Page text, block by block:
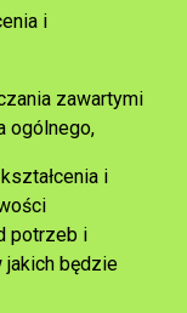
i
zawartymi
ogólnego,
i
potrzeb i
jakich będzie